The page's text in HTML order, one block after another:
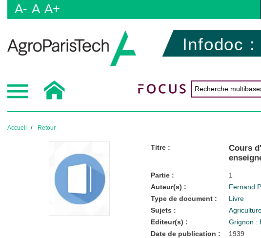
A- A A+
Infodoc :
Accueil Retour
Titre :
Cours
Partie :
1
Auteur(s) :
Fernand
Type de document :
Livre
Sujets :
Editeur(s) :
Grignon :
Date de publication :
1939